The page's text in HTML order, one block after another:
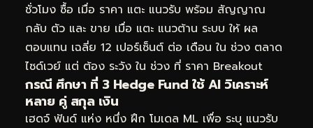
ชั่วโมง ซื้อ เมื่อ ราคา แตะ แนวรับ พร้อม สัญญาณ
กลับ ตัว และ ขาย เมื่อ แตะ แนวต้าน ระบบ ให้ ผล
ตอบแทน เฉลี่ย 12 เปอร์เซ็นต์ ต่อ เดือน ใน ช่วง ตลาด
ไซด์เวย์ แต่ ต้อง ระวัง ใน ช่วง ที่ ราคา Breakout
กรณี ศึกษา ที่ 3 Hedge Fund ใช้ AI วิเคราะห์
หลาย คู่ สกุล เงิน
เฮดจ์ ฟันด์ แห่ง หนึ่ง ฝึก โมเดล ML เพื่อ ระบุ แนวรับ